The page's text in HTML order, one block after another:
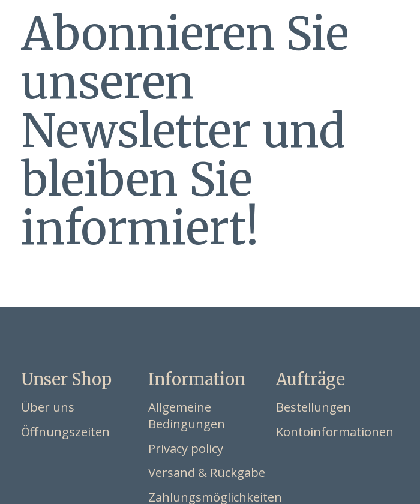
Abonnieren Sie
unseren
Newsletter und
bleiben Sie
informiert!
Unser Shop
Über uns
Öffnungszeiten
Information
Allgemeine
Bedingungen
Privacy policy
Versand & Rückgabe
Zahlungsmöglichkeiten
Aufträge
Bestellungen
Kontoinformationen